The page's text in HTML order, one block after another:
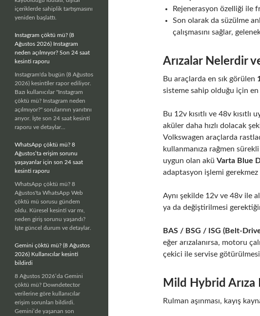
Rejenerasyon özelliği ile
Son olarak da süzülme
çalışmasını sağlar,
Arızalar Nelerdir
Bu araçlarda en sık görülen
sisteme sahip olduğu için en
Bu 12v kısıtlı ve 48v
aküler daha hızlı dolacak
Volkswagen araçlarda
kullanmanıza rağmen
uygun olan aküVarta Blue
adaptasyon işlemi
Aynı şekilde 12v ve 48v ile
ya da değiştirilmesi
BAS / BSG / ISG (Belt-
eğer arızalanırsa, motoru
çekici ile servise
Mild Hybrid
Rulman aşınması, kayış
içeriklerde sahiplik tartışmasını
yeniden başlattı.
Instagram çöktü mü? (8
Ağustos 2026) Instagram
neden açılmıyor? Son 24 saat
kesinti raporu
Instagram'da bugün (8 Ağustos
2026) kesintiler rapor ediliyor.
Bazı kullanıcılar "Instagram
çöktü mü? Instagram neden
açılmıyor?" sorularının yanıtını
arıyor. İşte son 24 saat kesinti
raporu ve detaylar...
WhatsApp çöktü mü? 8
Ağustos’ta erişim sorunu
yaşayanlar için son 24 saat
kesinti raporu
WhatsApp çöktü mü? 8
Ağustos'ta WhatsApp Web
çöktü mü sorusu gündem
oldu. Küresel kesinti var mı,
neden giriş sorunu yaşandı?
İşte güncel durum ve detaylar.
Gemini çöktü mü? (8 Ağustos
2026) Kullanıcılar kesinti
bildirdi
8 Ağustos 2026’da Gemini
çöktü mü? Downdetector
verilerine göre kullanıcılar
erişim sorunları bildirdi.
Gemini’de yaşanan son